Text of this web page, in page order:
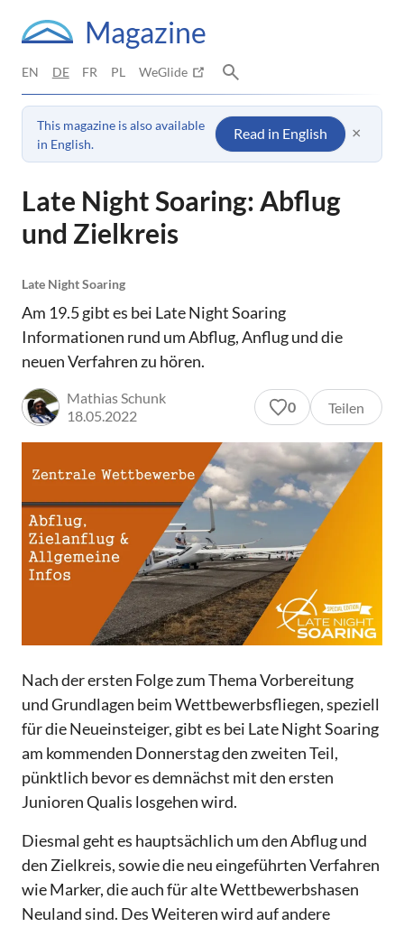
Magazine
EN DE FR PL WeGlide
This magazine is also available
in English.
Read in English ×
Late Night Soaring: Abflug
und Zielkreis
Late Night Soaring
Am 19.5 gibt es bei Late Night Soaring
Informationen rund um Abflug, Anflug und die
neuen Verfahren zu hören.
Mathias Schunk
18.05.2022
0 Teilen
Nach der ersten Folge zum Thema Vorbereitung
und Grundlagen beim Wettbewerbsfliegen, speziell
für die Neueinsteiger, gibt es bei Late Night Soaring
am kommenden Donnerstag den zweiten Teil,
pünktlich bevor es demnächst mit den ersten
Junioren Qualis losgehen wird.
Diesmal geht es hauptsächlich um den Abflug und
den Zielkreis, sowie die neu eingeführten Verfahren
wie Marker, die auch für alte Wettbewerbshasen
Neuland sind. Des Weiteren wird auf andere